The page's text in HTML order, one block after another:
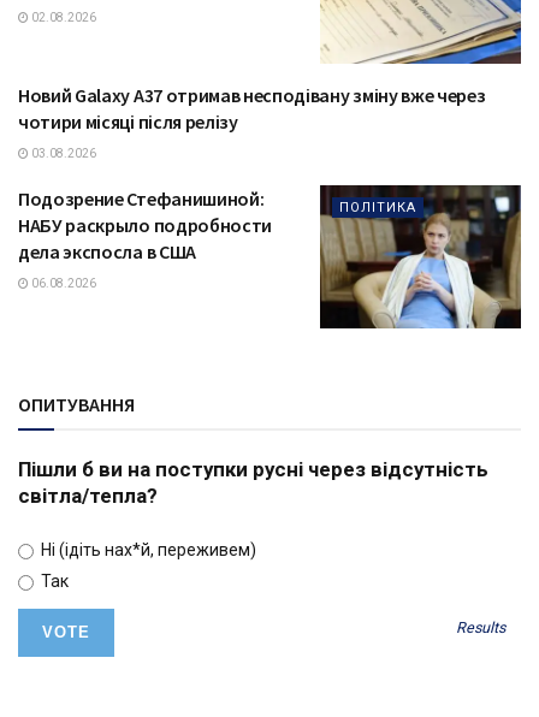
02.08.2026
ТЕХНОЛОГІЇ
Новий Galaxy A37 отримав несподівану зміну вже через
чотири місяці після релізу
03.08.2026
ПОЛІТИКА
Подозрение Стефанишиной:
НАБУ раскрыло подробности
дела экспосла в США
06.08.2026
ОПИТУВАННЯ
Пішли б ви на поступки русні через відсутність
світла/тепла?
Ні (ідіть нах*й, переживем)
Так
Results